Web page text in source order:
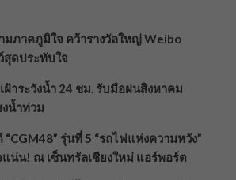
ามภาคภูมิใจ คว้ารางวัลใหญ่ Weibo
สุดประทับใจ
ฝ้าระวังน้ำ 24 ชม. รับมือฝนสิงหาคม
งน้ำท่วม
“CGM48” รุ่นที่ 5 “รถไฟแห่งความหวัง”
น่น! ณ เซ็นทรัลเชียงใหม่ แอร์พอร์ต